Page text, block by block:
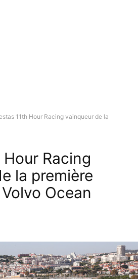
11th Hour Racing vainqueur de la
Racing
la première
Ocean